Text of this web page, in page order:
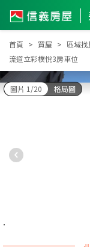
首頁 買屋 區域找
流道立彩樸悅3房車位
圖片 1/20 格局圖